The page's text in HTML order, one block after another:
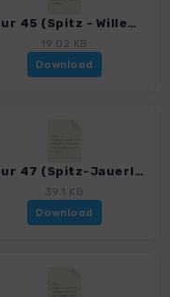
Tour 45 (Spitz - Willendorf)_4050_2.gpx
19.02 KB
Download
Tour 47 (Spitz-Jauerling-Aggsbach)_4050_2.gpx
39.1 KB
Download